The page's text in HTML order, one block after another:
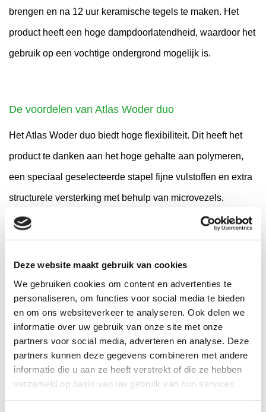
Deze website maakt gebruik van cookies
We gebruiken cookies om content en advertenties te
personaliseren, om functies voor social media te bieden
en om ons websiteverkeer te analyseren. Ook delen we
informatie over uw gebruik van onze site met onze
partners voor social media, adverteren en analyse. Deze
partners kunnen deze gegevens combineren met andere
informatie die u aan ze heeft verstrekt of die ze hebben
verzameld op basis van uw gebruik van hun services.
brengen en na 12 uur keramische tegels te maken. Het
product heeft een hoge dampdoorlatendheid, waardoor het
gebruik op een vochtige ondergrond mogelijk is.
De voordelen van Atlas Woder duo
Het Atlas Woder duo biedt hoge flexibiliteit. Dit heeft het
product te danken aan het hoge gehalte aan polymeren,
een speciaal geselecteerde stapel fijne vulstoffen en extra
structurele versterking met behulp van microvezels.
Daarnaast heeft het product een hoge mechanische
weerstand. De coating is bestand tegen tijdelijke -, directe
lichte voetverkeer. Ook is het Atlas Woder duo
vorstbestendig en ideaal voor oude -, vochtige gebouwen.
De dampdoorlatendheid in combinatie met
waterbestendigheid maakt de mortel perfect voor het
isoleren van scheidingswanden van (historische)
gebouwen. Daarbij is het materiaal bestand tegen UV-
straling en veroudering. Enorm duurzaam dus!